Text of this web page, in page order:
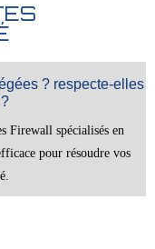
? respecte-elles
Firewall spécialisés en
pour résoudre vos